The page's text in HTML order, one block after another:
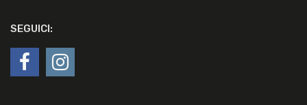
SEGUICI: